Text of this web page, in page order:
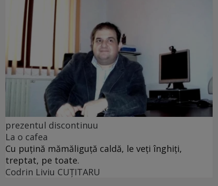
prezentul discontinuu
La o cafea
Cu puţină mămăliguţă caldă, le veţi înghiţi,
treptat, pe toate.
Codrin Liviu CUŢITARU